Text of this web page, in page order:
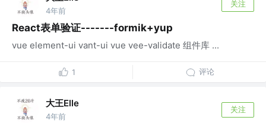
4年前
关注
React表单验证-------formik+yup
vue element-ui vant-ui vue vee-validate 组件库 ...
1 评论
大王Elle
4年前
关注